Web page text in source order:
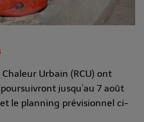
Urbain (RCU) ont
jusqu’au 7 août
le planning prévisionnel ci-